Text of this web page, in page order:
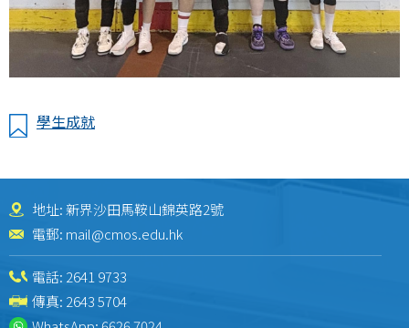
學生成就
地址: 新界沙田馬鞍山錦英路2號
電郵: mail@cmos.edu.hk
電話: 2641 9733
傳真: 2643 5704